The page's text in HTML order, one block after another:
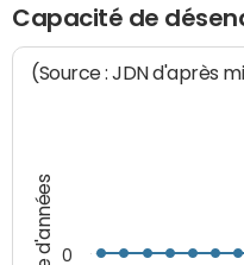
Capacité de
(Source : JDN d'après
0